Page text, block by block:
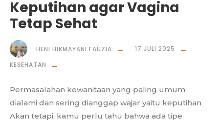
Keputihan agar Vagina
Tetap Sehat
HENI HIKMAYANI FAUZIA
17 JULI 2025
KESEHATAN
Permasalahan kewanitaan yang paling umum
dialami dan sering dianggap wajar yaitu keputihan.
Akan tetapi, kamu perlu tahu bahwa ada tipe